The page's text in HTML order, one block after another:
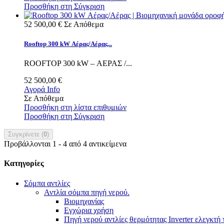
Προσθήκη στη Σύγκριση
52 500,00 € Σε Απόθεμα
Rooftop 300 kW Αέρας/Αέρας...
ROOFTOP 300 kW – ΑΕΡΑΣ /...
52 500,00 €
Αγορά Info
Σε Απόθεμα
Προσθήκη στη λίστα επιθυμιών
Προσθήκη στη Σύγκριση
Συγκρίνετε (0)
Προβάλλονται 1 - 4 από 4 αντικείμενα
Κατηγορίες
Σόμπα αντλίες
Αντλία σόμπα πηγή νερού.
Βιομηχανίας
Εγχώρια χρήση
Πηγή νερού αντλίες θερμότητας Inverter ελεγκτή